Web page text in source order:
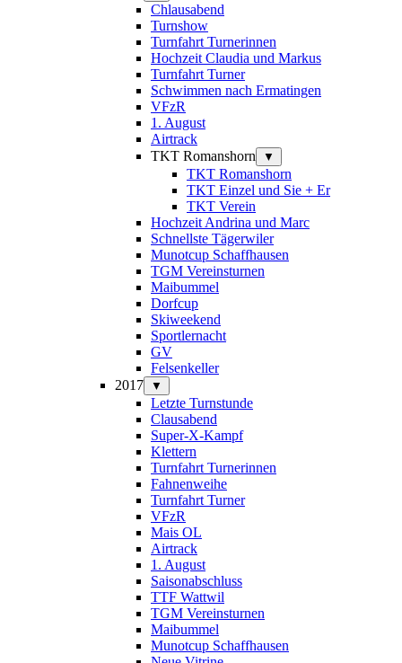
Chlausabend
Turnshow
Turnfahrt Turnerinnen
Hochzeit Claudia und Markus
Turnfahrt Turner
Schwimmen nach Ermatingen
VFzR
1. August
Airtrack
TKT Romanshorn
▼
TKT Romanshorn
TKT Einzel und Sie + Er
TKT Verein
Hochzeit Andrina und Marc
Schnellste Tägerwiler
Munotcup Schaffhausen
TGM Vereinsturnen
Maibummel
Dorfcup
Skiweekend
Sportlernacht
GV
Felsenkeller
2017
▼
Letzte Turnstunde
Clausabend
Super-X-Kampf
Klettern
Turnfahrt Turnerinnen
Fahnenweihe
Turnfahrt Turner
VFzR
Mais OL
Airtrack
1. August
Saisonabschluss
TTF Wattwil
TGM Vereinsturnen
Maibummel
Munotcup Schaffhausen